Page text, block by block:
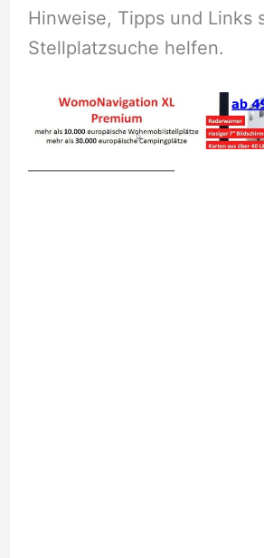
Hinweise, Tipps und Links
Stellplatzsuche helfen.